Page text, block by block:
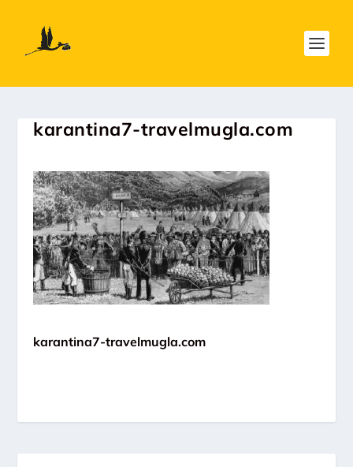
karantina7-travelmugla.com
karantina7-travelmugla.com